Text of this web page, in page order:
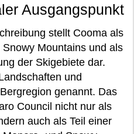
Ausgangspunkt
stellt Cooma als
Mountains und als
der Skigebiete dar.
und
genannt. Das
Council nicht nur als
auch als Teil einer